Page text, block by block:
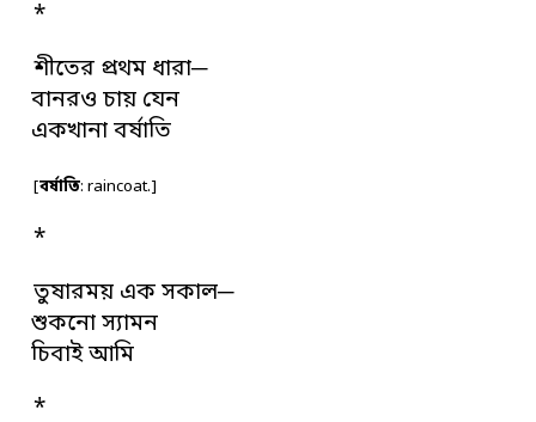
*
শীতের প্রথম ধারা─
বানরও চায় যেন
একখানা বর্ষাতি
[বর্ষাতি: raincoat.]
*
তুষারময় এক সকাল─
শুকনো স্যামন
চিবাই আমি
*